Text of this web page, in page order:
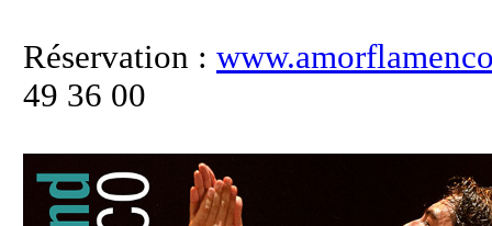
Réservation :
49 36 00